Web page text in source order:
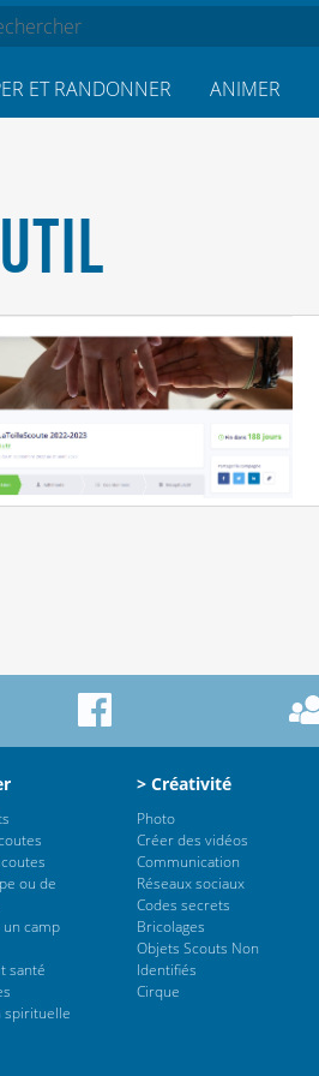
ET RANDONNER ANIMER
ou de
camp
santé
spirituelle
> Créativité
Photo
Créer des vidéos
Communication
Réseaux sociaux
Codes secrets
Bricolages
Objets Scouts Non
Identifiés
Cirque